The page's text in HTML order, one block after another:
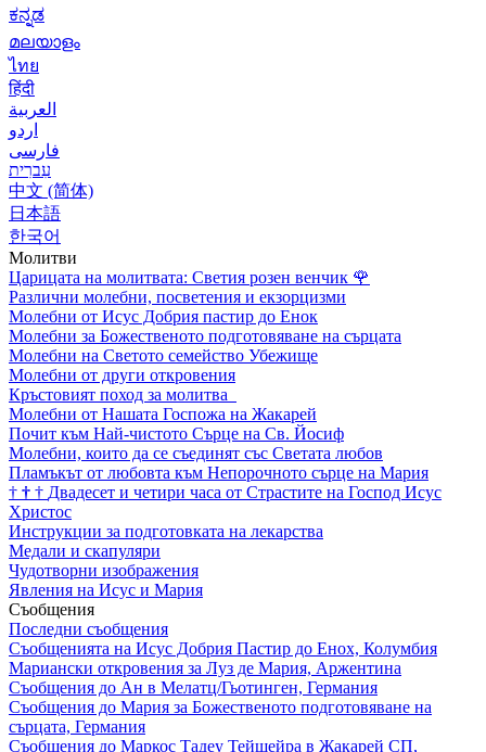
ಕನ್ನಡ
മലയാളം
ไทย
हिंदी
العربية
اردو
فارسی
עִברִית
中文 (简体)
日本語
한국어
Молитви
Царицата на молитвата: Светия розен венчик 🌹
Различни молебни, посветения и екзорцизми
Молебни от Исус Добрия пастир до Енок
Молебни за Божественото подготовяване на сърцата
Молебни на Светото семейство Убежище
Молебни от други откровения
Кръстовият поход за молитва
Молебни от Нашата Госпожа на Жакарей
Почит към Най-чистото Сърце на Св. Йосиф
Молебни, които да се съединят със Светата любов
Пламъкът от любовта към Непорочното сърце на Мария
† † † Двадесет и четири часа от Страстите на Господ Исус
Христос
Инструкции за подготовката на лекарства
Медали и скапуляри
Чудотворни изображения
Явления на Исус и Мария
Съобщения
Последни съобщения
Съобщенията на Исус Добрия Пастир до Енох, Колумбия
Мариански откровения за Луз де Мария, Аржентина
Съобщения до Ан в Мелатц/Гьотинген, Германия
Съобщения до Мария за Божественото подготовяване на
сърцата, Германия
Съобщения до Маркос Тадеу Тейшейра в Жакарей СП,